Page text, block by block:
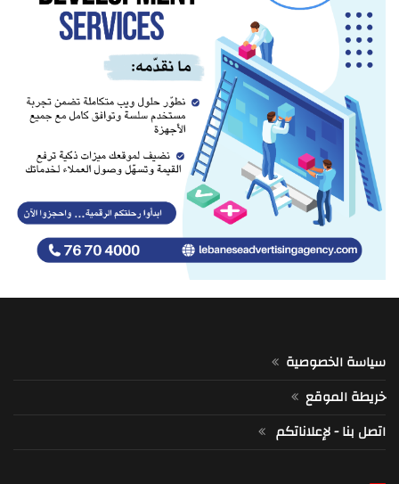
سياسة الخصوصية
خريطة الموقع
اتصل بنا - لإعلاناتكم